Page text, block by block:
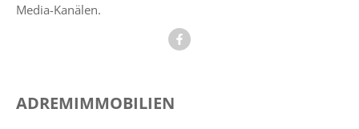
Media-Kanälen.
ADREMIMMOBILIEN